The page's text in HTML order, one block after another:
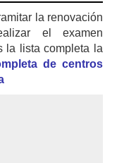
la renovación
el examen
la lista completa la
de centros